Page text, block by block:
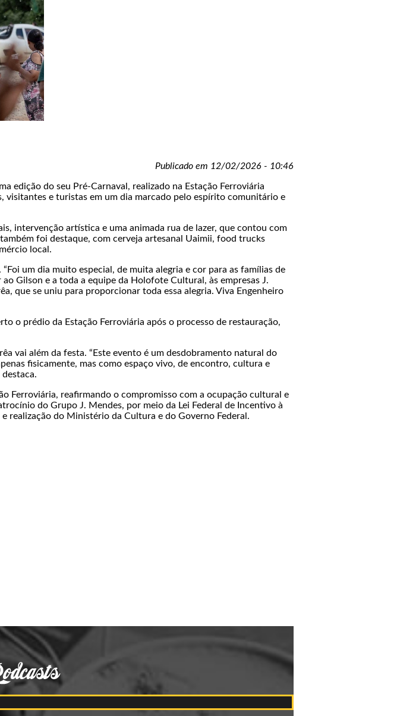
Publicado em 12/02/2026 - 10:46
edição do seu Pré-Carnaval, realizado na Estação Ferroviária
e turistas em um dia marcado pelo espírito comunitário e
intervenção artística e uma animada rua de lazer, que contou com
foi destaque, com cerveja artesanal Uaimii, food trucks
local.
um dia muito especial, de muita alegria e cor para as famílias de
Gilson e a toda a equipe da Holofote Cultural, às empresas J.
que se uniu para proporcionar toda essa alegria. Viva Engenheiro
o prédio da Estação Ferroviária após o processo de restauração,
vai além da festa. “Este evento é um desdobramento natural do
fisicamente, mas como espaço vivo, de encontro, cultura e
Ferroviária, reafirmando o compromisso com a ocupação cultural e
do Grupo J. Mendes, por meio da Lei Federal de Incentivo à
realização do Ministério da Cultura e do Governo Federal.